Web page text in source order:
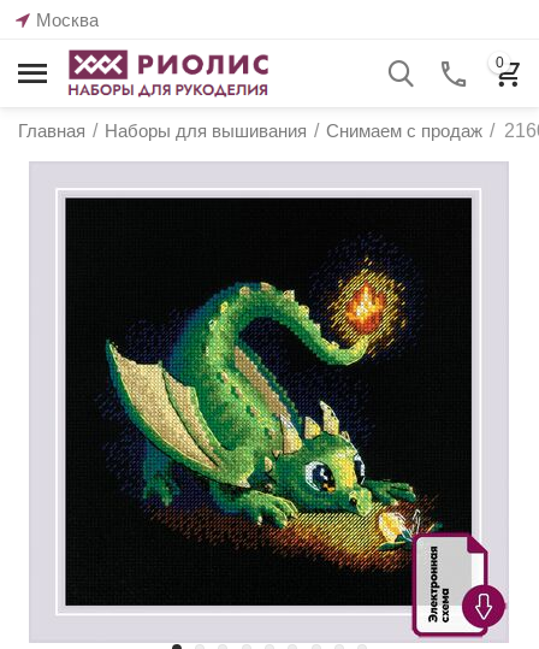
Москва
0
Главная / Наборы для вышивания / Снимаем с продаж /